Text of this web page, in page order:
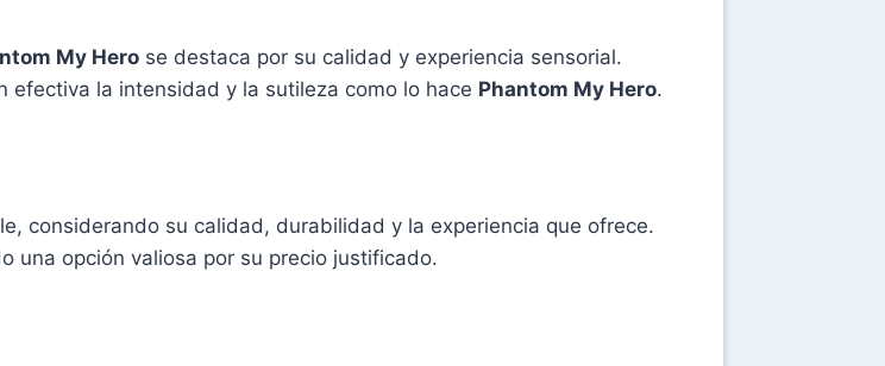
My Hero se destaca por su calidad y experiencia sensorial.
la intensidad y la sutileza como lo hace Phantom My Hero.
considerando su calidad, durabilidad y la experiencia que ofrece.
una opción valiosa por su precio justificado.